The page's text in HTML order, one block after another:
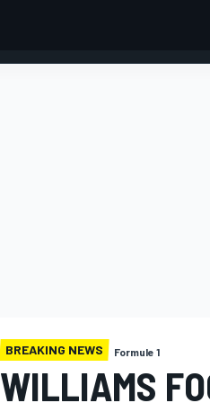
BREAKING NEWS Formule 1
WILLIAMS